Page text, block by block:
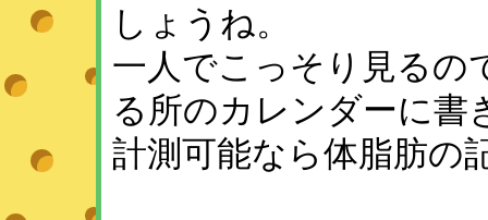
しょうね。
一人でこっそり見るの
る所のカレンダーに書
計測可能なら体脂肪の